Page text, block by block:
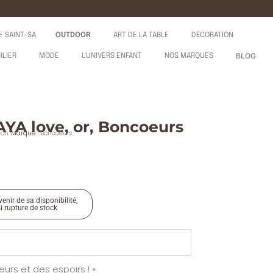
SAINT-SA OUTDOOR ART DE LA TABLE DÉCORATION
MODE L'UNIVERS ENFANT NOS MARQUES BLOG
love, or, Boncoeurs
Marque :Boncoeurs
de sa disponibilité,
rupture de stock
et des espoirs ! »